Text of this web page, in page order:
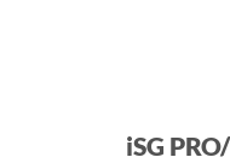
iSG